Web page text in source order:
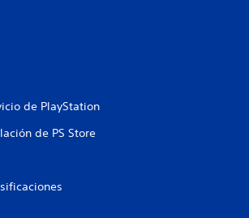
de PlayStation
de PS Store